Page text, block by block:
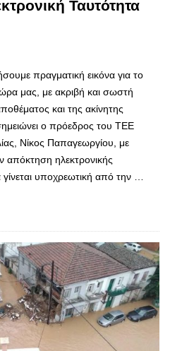
Ταυτότητα
πραγματική εικόνα για το
μας, με ακριβή και σωστή
και της ακίνητης
ο πρόεδρος του ΤΕΕ
Νίκος Παπαγεωργίου, με
απόκτηση ηλεκτρονικής
υποχρεωτική από την …